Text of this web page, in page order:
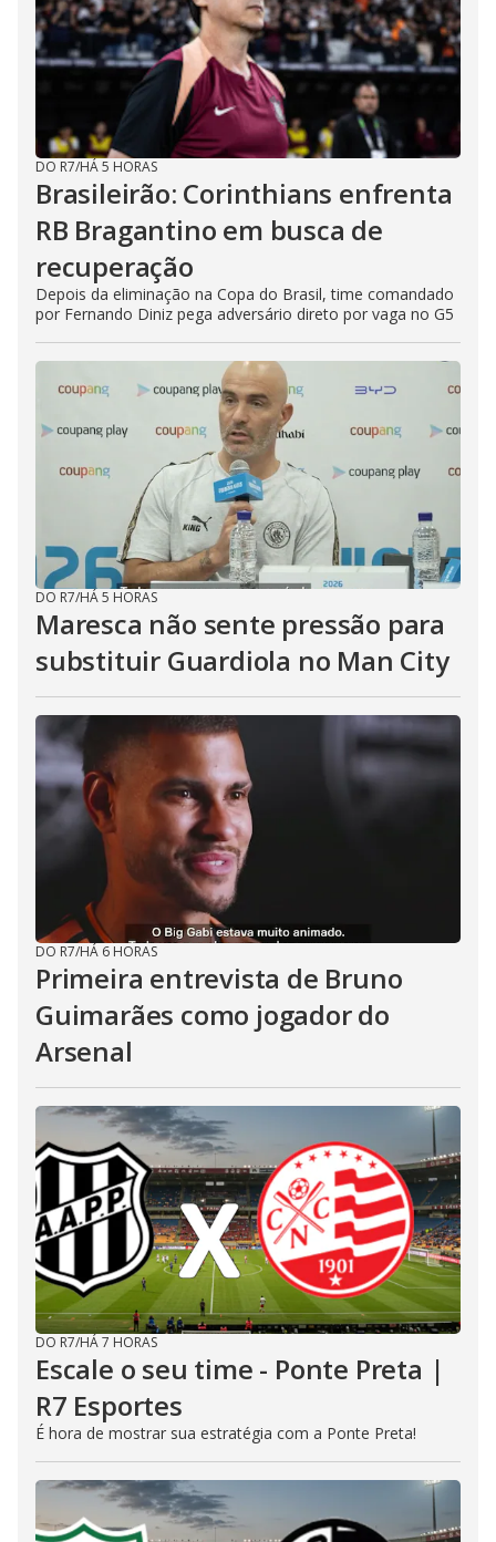
DO R7/HÁ 5 HORAS
Brasileirão: Corinthians enfrenta
RB Bragantino em busca de
recuperação
Depois da eliminação na Copa do Brasil, time comandado
por Fernando Diniz pega adversário direto por vaga no G5
DO R7/HÁ 5 HORAS
Maresca não sente pressão para
substituir Guardiola no Man City
DO R7/HÁ 6 HORAS
Primeira entrevista de Bruno
Guimarães como jogador do
Arsenal
DO R7/HÁ 7 HORAS
Escale o seu time - Ponte Preta |
R7 Esportes
É hora de mostrar sua estratégia com a Ponte Preta!